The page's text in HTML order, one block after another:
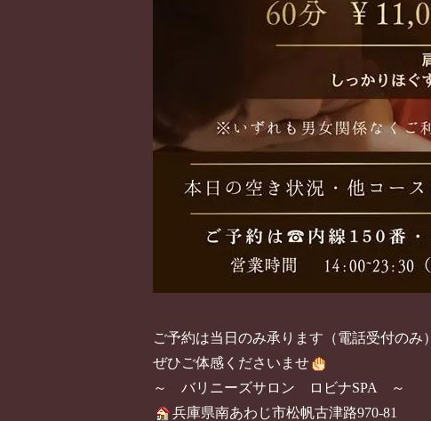
ご予約は当日のみ承ります（電話受付のみ）
ぜひご体感くださいませ
～ バリニーズサロン ロビナSPA ～
兵庫県南あわじ市松帆古津路970-81